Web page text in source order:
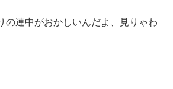
の連中がおかしいんだよ、見りゃわ